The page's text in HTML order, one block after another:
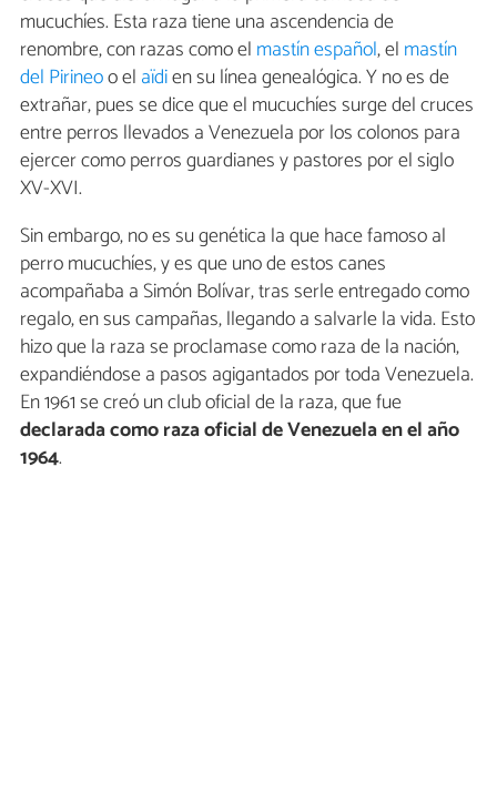
mucuchíes. Esta raza tiene una ascendencia de
renombre, con razas como el mastín español, el mastín
del Pirineoo el aïdien su línea genealógica. Y no es de
extrañar, pues se dice que el mucuchíes surge del cruces
entre perros llevados a Venezuela por los colonos para
ejercer como perros guardianes y pastores por el siglo
XV-XVI.
Sin embargo, no es su genética la que hace famoso al
perro mucuchíes, y es que uno de estos canes
acompañaba a Simón Bolívar, tras serle entregado como
regalo, en sus campañas, llegando a salvarle la vida. Esto
hizo que la raza se proclamase como raza de la nación,
expandiéndose a pasos agigantados por toda Venezuela.
En 1961 se creó un club oficial de la raza, que fue
declarada como raza oficial de Venezuela en el año
1964.